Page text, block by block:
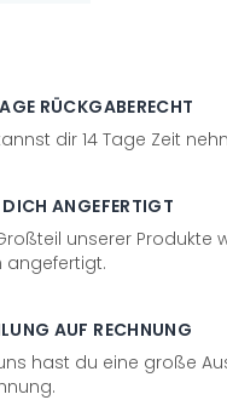
RÜCKGABERECHT
dir 14 Tage Zeit
DICH ANGEFERTIGT
unserer Produkte
angefertigt.
AUF RECHNUNG
hast du eine große